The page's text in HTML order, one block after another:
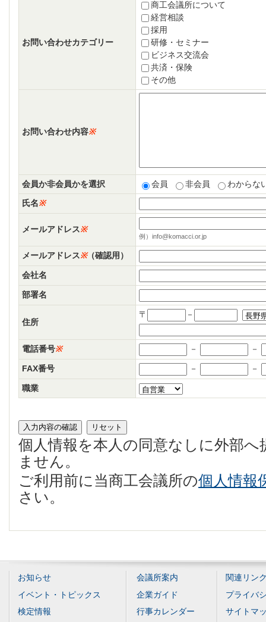
お問い合わせカテゴリー
商工会議所について
経営相談
採用
研修・セミナー
ビジネス交流会
共済・保険
その他
お問い合わせ内容※
会員か非会員かを選択 会員 非会員 わからな
氏名※
メールアドレス※
例）info@komacci.or.jp
メールアドレス※（確認用）
会社名
部署名
住所
〒 －
電話番号※ － －
FAX番号 － －
職業
個人情報を本人の同意なしに外部
ません。
ご利用前に当商工会議所の個人情報
さい。
お知らせ
イベント・トピックス
検定情報
会議所案内
企業ガイド
行事カレンダー
関連リン
プライバ
サイトマ